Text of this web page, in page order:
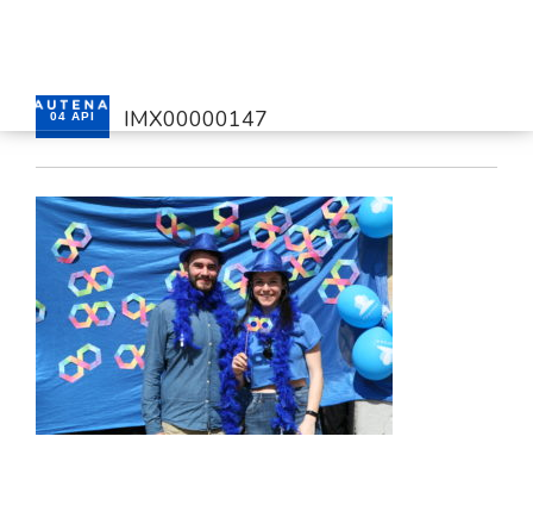
HASIERA
GAUTENA
AUTISMOA
KOMUNIKAZIOA
ZERBITZUAK
BERRIAK
HARREMANETARAKO
04 API IMX00000147